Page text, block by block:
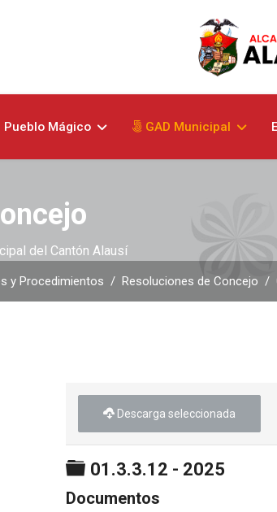
Pueblo Mágico GAD Municipal
del Cantón Alausí
y Procedimientos Resoluciones de Concejo
Descarga seleccionada
Carpeta
01.3.3.12 - 2025
Documentos